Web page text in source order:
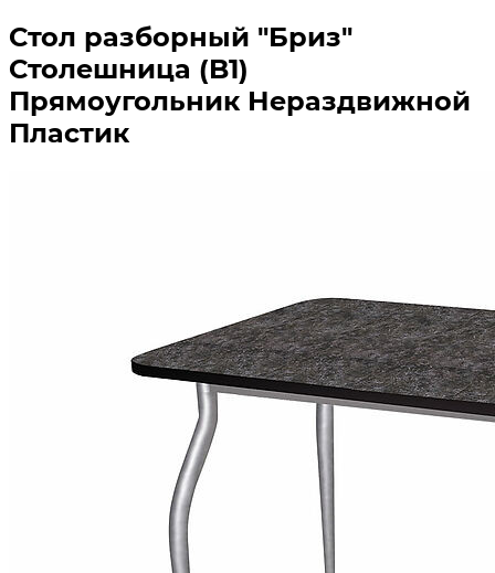
Стол разборный "Бриз"
Столешница (B1)
Прямоугольник Нераздвижной
Пластик